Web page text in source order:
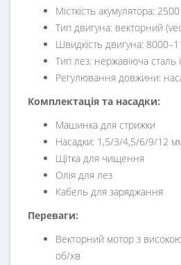
Місткість акумулятора:
Тип двигуна: векторний
Швидкість двигуна:
Тип лез: нержавіюча сталь
Регулювання довжини:
Комплектація та насадки:
Машинка для стрижки
Насадки: 1,5/3/4,5/6/9/12
Щітка для чищення
Олія для лез
Кабель для заряджання
Переваги:
Векторний мотор з
об/хв